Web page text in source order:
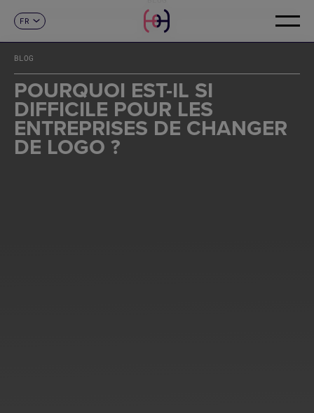
EN
FR
DE
IT
PT
CONTACT
BLOG
POURQUOI EST-IL SI
DIFFICILE POUR LES
ENTREPRISES DE CHANGER
DE LOGO ?